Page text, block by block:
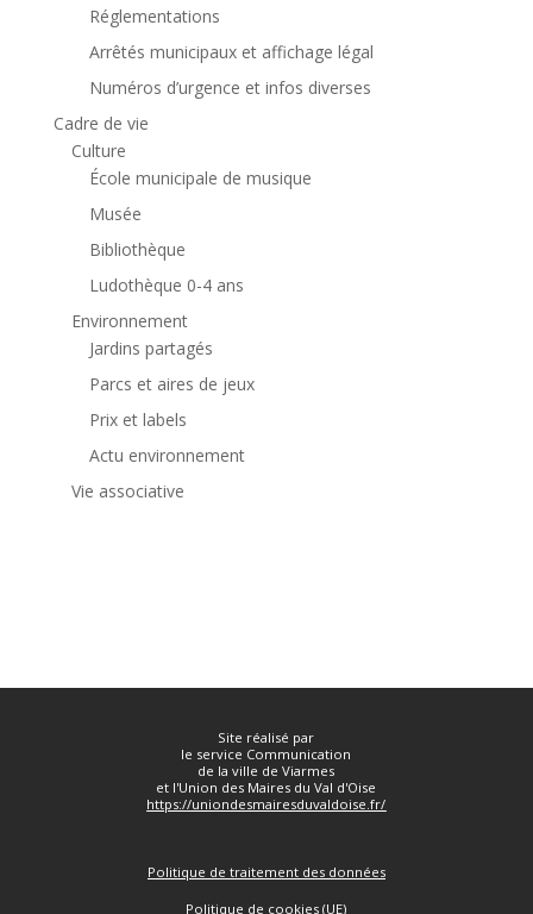
Réglementations
Arrêtés municipaux et affichage légal
Numéros d’urgence et infos diverses
Cadre de vie
Culture
École municipale de musique
Musée
Bibliothèque
Ludothèque 0-4 ans
Environnement
Jardins partagés
Parcs et aires de jeux
Prix et labels
Actu environnement
Vie associative
Site réalisé par
le service Communication
de la ville de Viarmes
et l'Union des Maires du Val d'Oise
https://uniondesmairesduvaldoise.fr/
Politique de traitement des données
Politique de cookies (UE)